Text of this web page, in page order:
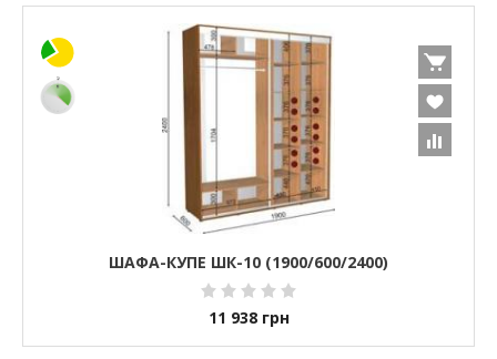
ШАФА-КУПЕ ШК-10 (1900/600/2400)
11 938 грн